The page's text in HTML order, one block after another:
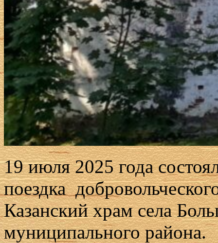
19 июля 2025 года
поездка
Казанский храм села
муниципального района.